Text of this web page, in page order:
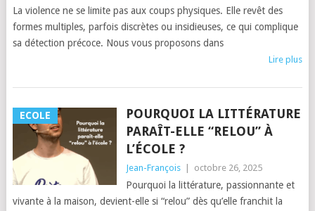
La violence ne se limite pas aux coups physiques. Elle revêt des
formes multiples, parfois discrètes ou insidieuses, ce qui complique
sa détection précoce. Nous vous proposons dans
Lire plus
ECOLE
POURQUOI LA LITTÉRATURE
PARAÎT-ELLE “RELOU” À
L’ÉCOLE ?
Jean-François octobre 26, 2025
Pourquoi la littérature, passionnante et
vivante à la maison, devient-elle si “relou” dès qu’elle franchit la